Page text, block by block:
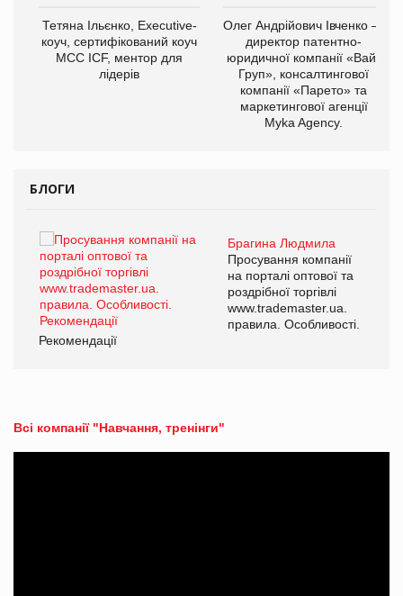
Тетяна Ільєнко, Executive-
коуч, сертифікований коуч
МСС ICF, ментор для
лідерів
Олег Андрійович Івченко —
директор патентно-
юридичної компанії «Вайз
Груп», консалтингової
компанії «Парето» та
маркетингової агенції
Myka Agency.
БЛОГИ
Брагина Людмила
Просування компанії
на порталі оптової та
роздрібної торгівлі
www.trademaster.ua.
правила. Особливості.
Рекомендації
Всі компанії "Навчання, тренінги"